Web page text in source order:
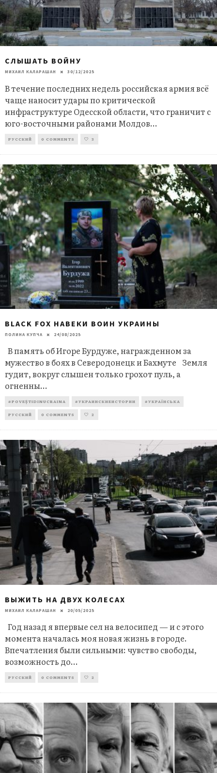
СЛЫШАТЬ ВОЙНУ
МИХАИЛ КАЛАРАШАН 30/12/2025
В течение последних недель российская армия всё
чаще наносит удары по критической
инфраструктуре Одесской области, что граничит с
юго-восточными районами Молдов...
РУССКИЙ 0 COMMENTS 3
BLACK FOX НАВЕКИ ВОИН УКРАИНЫ
ПОЛИНА КУПЧА 24/08/2025
В память об Игоре Бурдуже, награжденном за
мужество в боях в Северодонецк и Бахмуте Земля
гудит, вокруг слышен только грохот пуль, а
огненны...
#POVEȘTIDINUCRAINA #УКРАИНСКИЕИСТОРИИ #УКРАЇНСЬКА
РУССКИЙ 0 COMMENTS 2
ВЫЖИТЬ НА ДВУХ КОЛЕСАХ
МИХАИЛ КАЛАРАШАН 20/05/2025
Год назад я впервые сел на велосипед — и с этого
момента началась моя новая жизнь в городе.
Впечатления были сильными: чувство свободы,
возможность до...
РУССКИЙ 0 COMMENTS 2